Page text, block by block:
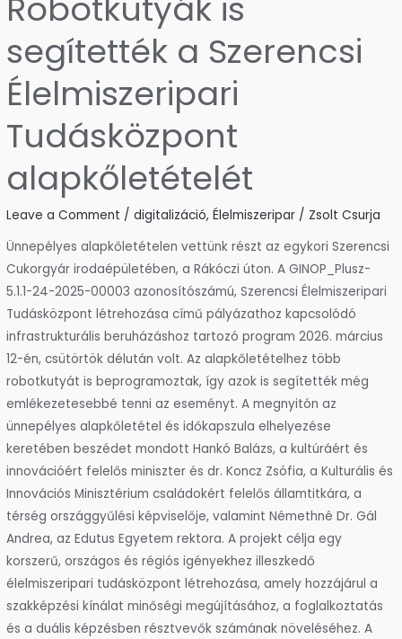
Robotkutyák is
segítették a Szerencsi
Élelmiszeripari
Tudásközpont
alapkőletételét
Leave a Comment /digitalizáció,Élelmiszeripar / Zsolt Csurja
Ünnepélyes alapkőletételen vettünk részt az egykori Szerencsi
Cukorgyár irodaépületében, a Rákóczi úton. A GINOP_Plusz-
5.1.1-24-2025-00003 azonosítószámú, Szerencsi Élelmiszeripari
Tudásközpont létrehozása című pályázathoz kapcsolódó
infrastrukturális beruházáshoz tartozó program 2026. március
12-én, csütörtök délután volt. Az alapkőletételhez több
robotkutyát is beprogramoztak, így azok is segítették még
emlékezetesebbé tenni az eseményt. A megnyitón az
ünnepélyes alapkőletétel és időkapszula elhelyezése
keretében beszédet mondott Hankó Balázs, a kultúráért és
innovációért felelős miniszter és dr. Koncz Zsófia, a Kulturális és
Innovációs Minisztérium családokért felelős államtitkára, a
térség országgyűlési képviselője, valamint Némethné Dr. Gál
Andrea, az Edutus Egyetem rektora. A projekt célja egy
korszerű, országos és régiós igényekhez illeszkedő
élelmiszeripari tudásközpont létrehozása, amely hozzájárul a
szakképzési kínálat minőségi megújításához, a foglalkoztatás
és a duális képzésben résztvevők számának növeléséhez. A